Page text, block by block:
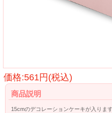
価格:561円(税込)
商品説明
15cmのデコレーションケーキが入ります